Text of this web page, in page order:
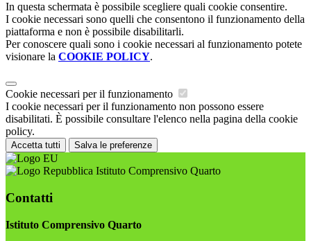
In questa schermata è possibile scegliere quali cookie consentire.
I cookie necessari sono quelli che consentono il funzionamento della
piattaforma e non è possibile disabilitarli.
Per conoscere quali sono i cookie necessari al funzionamento potete
visionare la COOKIE POLICY.
Cookie necessari per il funzionamento
I cookie necessari per il funzionamento non possono essere
disabilitati. È possibile consultare l'elenco nella pagina della cookie
policy.
Accetta tutti Salva le preferenze
Istituto Comprensivo Quarto
Contatti
Istituto Comprensivo Quarto